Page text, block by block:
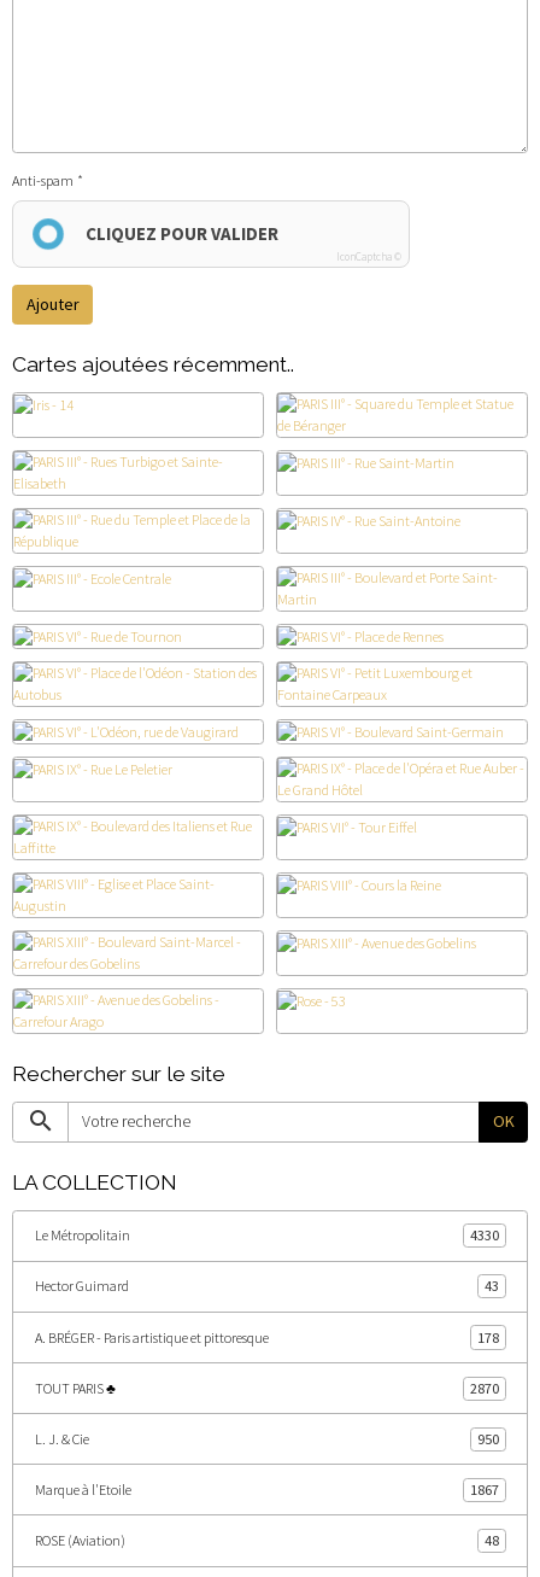
Anti-spam
CLIQUEZ POUR VALIDER
IconCaptcha ©
Ajouter
Cartes ajoutées récemment..
Rechercher sur le site
OK
LA COLLECTION
Le Métropolitain 4330
Hector Guimard 43
A. BRÉGER - Paris artistique et pittoresque 178
TOUT PARIS ♣ 2870
L. J. & Cie 950
Marque à l'Etoile 1867
ROSE (Aviation) 48